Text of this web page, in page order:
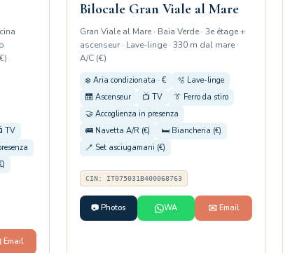
TV
Bilocale Gran Viale al Mare
Gran Viale al Mare · Baia Verde · 3e étage +
ascenseur · Lave-linge · 330 m dal mare ·
A/C (€)
❄️ Aria condizionata · €
🫧 Lave-linge
🛗 Ascenseur
📺 TV
👔 Ferro da stiro
🤝 Accoglienza in presenza
🚌 Navetta A/R (€)
🛏️ Biancheria (€)
🪥 Set asciugamani (€)
CIN: IT075031B400068763
📷 Photos WA ✉️ Email